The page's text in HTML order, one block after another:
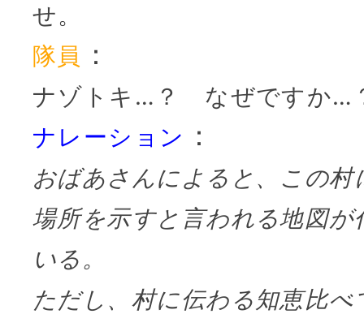
せ。
隊員 ：
ナゾトキ…？ なぜですか…
ナレーション ：
おばあさんによると、この
場所を示すと言われる地図が
いる。
ただし、村に伝わる知恵比